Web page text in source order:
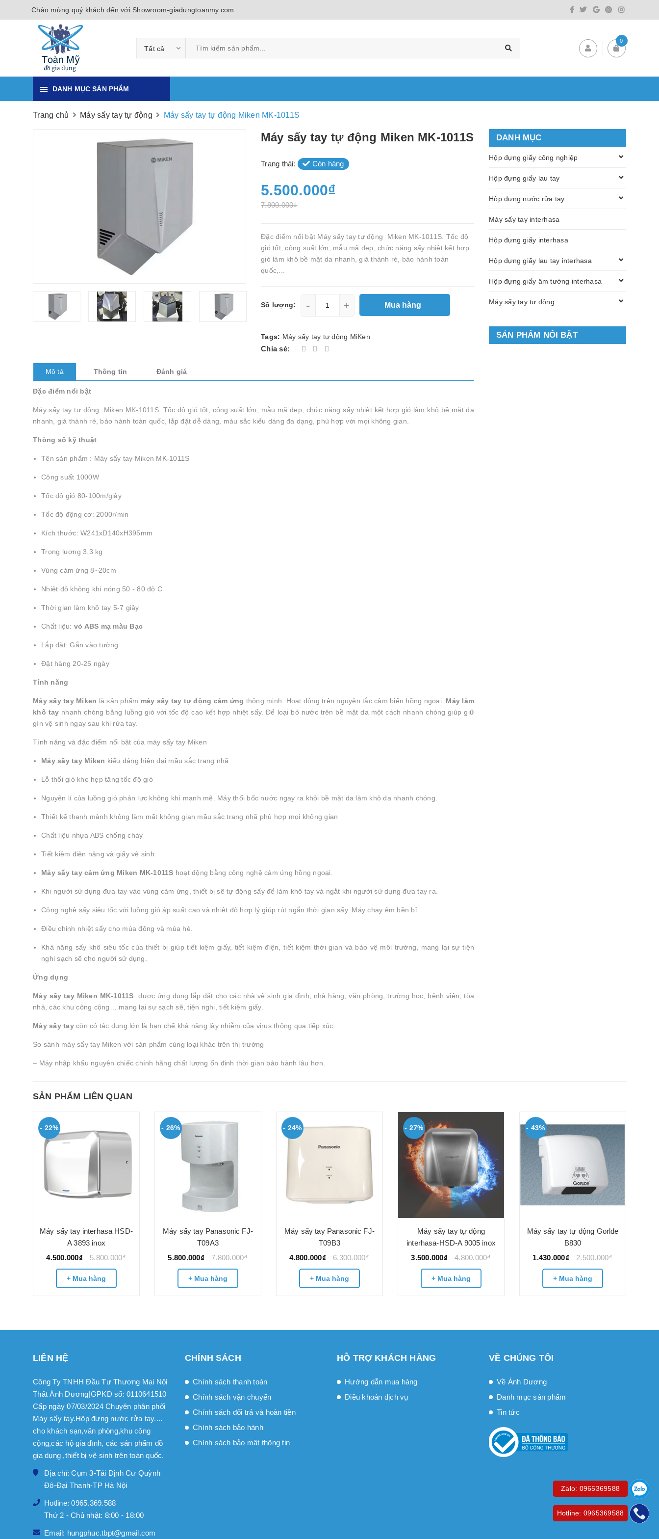
Chào mừng quý khách đến với Showroom-giadungtoanmy.com
Tất cả
0
DANH MỤC SẢN PHẨM
Trang chủ Máy sấy tay tự động Máy sấy tay tự động Miken MK-1011S
Máy sấy tay tự động Miken MK-1011S
Trạng thái: Còn hàng
5.500.000₫
7.800.000₫
Đặc điểm nổi bật Máy sấy tay tự động Miken MK-1011S. Tốc độ
gió tốt, công suất lớn, mẫu mã đẹp, chức năng sấy nhiệt kết hợp
gió làm khô bề mặt da nhanh, giá thành rẻ, bảo hành toàn
quốc,...
Số lượng: - + Mua hàng
Tags: Máy sấy tay tự động MiKen
Chia sẻ:
Mô tả Thông tin Đánh giá
Đặc điểm nổi bật
Máy sấy tay tự động Miken MK-1011S. Tốc độ gió tốt, công suất lớn, mẫu mã đẹp, chức năng sấy nhiệt kết hợp gió làm khô bề mặt da
nhanh, giá thành rẻ, bảo hành toàn quốc, lắp đặt dễ dàng, màu sắc kiểu dáng đa dạng, phù hợp với mọi không gian.
Thông số kỹ thuật
Tên sản phẩm : Máy sấy tay Miken MK-1011S
Công suất 1000W
Tốc độ gió 80-100m/giây
Tốc độ động cơ: 2000r/min
Kích thước: W241xD140xH395mm
Trọng lượng 3.3 kg
Vùng cảm ứng 8~20cm
Nhiệt độ không khí nóng 50 - 80 độ C
Thời gian làm khô tay 5-7 giây
Chất liệu: vỏ ABS mạ màu Bạc
Lắp đặt: Gắn vào tường
Đặt hàng 20-25 ngày
Tính năng
Máy sấy tay Miken là sản phẩm máy sấy tay tự động cảm ứng thông minh. Hoạt động trên nguyên tắc cảm biến hồng ngoại. Máy làm
khô tay nhanh chóng bằng luồng gió với tốc độ cao kết hợp nhiệt sấy. Để loại bỏ nước trên bề mặt da một cách nhanh chóng giúp giữ
gìn vệ sinh ngay sau khi rửa tay.
Tính năng và đặc điểm nổi bật của máy sấy tay Miken
Máy sấy tay Miken kiểu dáng hiện đại mầu sắc trang nhã
Lỗ thổi gió khe hẹp tăng tốc độ gió
Nguyên lí của luồng gió phản lực không khí mạnh mẽ. Máy thổi bốc nước ngay ra khỏi bề mặt da làm khô da nhanh chóng.
Thiết kế thanh mảnh không làm mất không gian mầu sắc trang nhã phù hợp mọi không gian
Chất liệu nhựa ABS chống cháy
Tiết kiệm điện năng và giấy vệ sinh
Máy sấy tay cảm ứng Miken MK-1011S hoạt động bằng công nghệ cảm ứng hồng ngoại.
Khi người sử dụng đưa tay vào vùng cảm ứng, thiết bị sẽ tự động sấy để làm khô tay và ngắt khi người sử dụng đưa tay ra.
Công nghệ sấy siêu tốc với luồng gió áp suất cao và nhiệt độ hợp lý giúp rút ngắn thời gian sấy. Máy chạy êm bền bỉ
Điều chỉnh nhiệt sấy cho mùa đông và mùa hè.
Khả năng sấy khô siêu tốc của thiết bị giúp tiết kiệm giấy, tiết kiệm điện, tiết kiệm thời gian và bảo vệ môi trường, mang lại sự tiện
nghi sạch sẽ cho người sử dụng.
Ứng dụng
Máy sấy tay Miken MK-1011S
được ứng dụng lắp đặt cho các nhà vệ sinh gia đình, nhà hàng, văn phòng, trường học, bệnh viện, tòa
nhà, các khu công cộng… mang lại sự sạch sẽ, tiện nghi, tiết kiệm giấy.
Máy sấy taycòn có tác dụng lớn là hạn chế khả năng lây nhiễm của virus thông qua tiếp xúc.
So sánh máy sấy tay Miken với sản phẩm cùng loại khác trên thị trường
– Máy nhập khẩu nguyên chiếc chính hãng chất lượng ổn định thời gian bảo hành lâu hơn.
DANH MỤC
Hộp đựng giấy công nghiệp
Hộp đựng giấy lau tay
Hộp đựng nước rửa tay
Máy sấy tay interhasa
Hộp đựng giấy interhasa
Hộp đựng giấy lau tay interhasa
Hộp đựng giấy âm tường interhasa
Máy sấy tay tự động
SẢN PHẨM NỔI BẬT
SẢN PHẨM LIÊN QUAN
- 22%
Máy sấy tay interhasa HSD-
A 3893 inox
4.500.000₫
5.800.000₫
+ Mua hàng
- 26%
Máy sấy tay Panasonic FJ-
T09A3
5.800.000₫
7.800.000₫
+ Mua hàng
- 24%
Máy sấy tay Panasonic FJ-
T09B3
4.800.000₫
6.300.000₫
+ Mua hàng
- 27%
Máy sấy tay tự động
interhasa-HSD-A 9005 inox
3.500.000₫
4.800.000₫
+ Mua hàng
- 43%
Máy sấy tay tự động Gorlde
B830
1.430.000₫
2.500.000₫
+ Mua hàng
LIÊN HỆ
Công Ty TNHH Đầu Tư Thương Mại Nội
Thất Ánh Dương|GPKD số: 0110641510
Cấp ngày 07/03/2024 Chuyên phân phối
Máy sấy tay.Hộp đựng nước rửa tay....
cho khách sạn,văn phòng,khu công
cộng,các hộ gia đình, các sản phẩm đồ
gia dụng ,thiết bị vệ sinh trên toàn quốc.
Địa chỉ: Cụm 3-Tái Định Cư Quỳnh
Đô-Đại Thanh-TP Hà Nội
Hotline: 0965.369.588
Thứ 2 - Chủ nhật: 8:00 - 18:00
Email: hungphuc.tbpt@gmail.com
CHÍNH SÁCH
Chính sách thanh toán
Chính sách vận chuyển
Chính sách đổi trả và hoàn tiền
Chính sách bảo hành
Chính sách bảo mật thông tin
HỖ TRỢ KHÁCH HÀNG
Hướng dẫn mua hàng
Điều khoản dịch vụ
VỀ CHÚNG TÔI
Về Ánh Dương
Danh mục sản phẩm
Tin tức
Zalo: 0965369588
Hotline: 0965369588